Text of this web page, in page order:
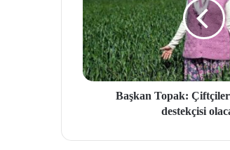
Başkan Topak:
destekçisi